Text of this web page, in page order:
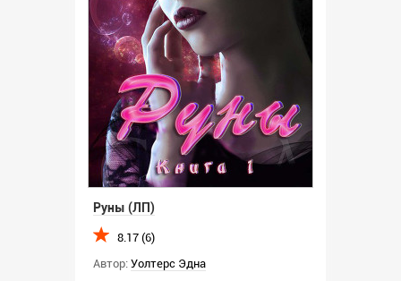
Руны (ЛП)
8.17 (6)
Автор: Уолтерс Эдна